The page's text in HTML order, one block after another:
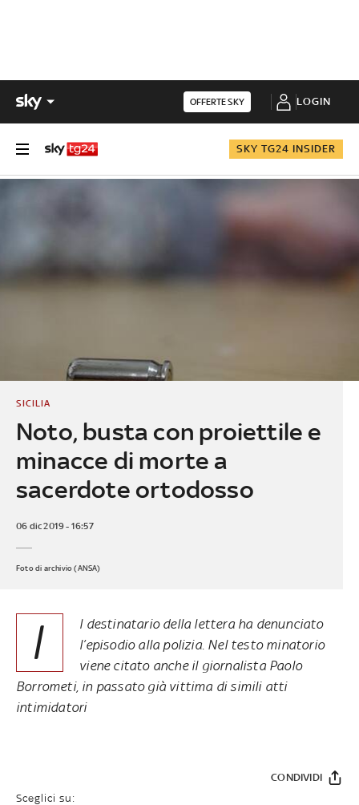
OFFERTE SKY LOGIN
SKY TG24 INSIDER
Noto, busta con proiettile e
minacce di morte a
sacerdote ortodosso
SICILIA
06 dic 2019 - 16:57
Foto di archivio (ANSA)
I
l destinatario della lettera ha denunciato
l’episodio alla polizia. Nel testo minatorio
viene citato anche il giornalista Paolo
Borrometi, in passato già vittima di simili atti
intimidatori
Sceglici su:
CONDIVIDI